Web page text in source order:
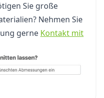
Sie große
Nehmen Sie
gerne Kontakt mit